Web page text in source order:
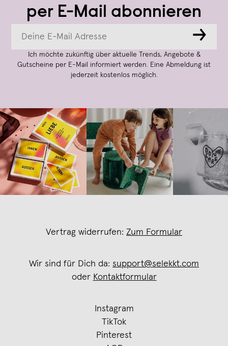
per E-Mail abonnieren
→
Ich möchte zukünftig über aktuelle Trends, Angebote &
Gutscheine per E-Mail informiert werden. Eine Abmeldung ist
jederzeit kostenlos möglich.
Vertrag widerrufen: Zum Formular
Wir sind für Dich da: support@selekkt.com
oder Kontaktformular
Instagram
TikTok
Pinterest